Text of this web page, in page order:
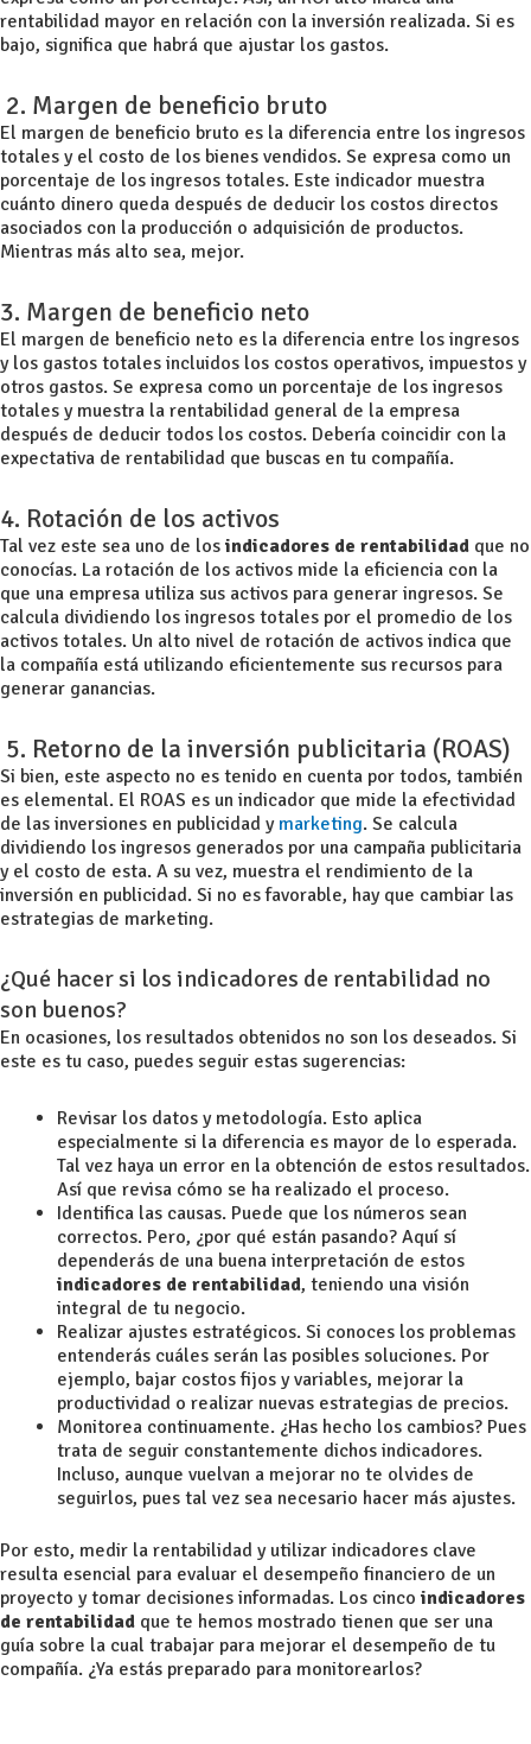
rentabilidad mayor en relación con la inversión realizada. Si es
bajo, significa que habrá que ajustar los gastos.
2. Margen de beneficio bruto
El margen de beneficio bruto es la diferencia entre los ingresos
totales y el costo de los bienes vendidos. Se expresa como un
porcentaje de los ingresos totales. Este indicador muestra
cuánto dinero queda después de deducir los costos directos
asociados con la producción o adquisición de productos.
Mientras más alto sea, mejor.
3. Margen de beneficio neto
El margen de beneficio neto es la diferencia entre los ingresos
y los gastos totales incluidos los costos operativos, impuestos y
otros gastos. Se expresa como un porcentaje de los ingresos
totales y muestra la rentabilidad general de la empresa
después de deducir todos los costos. Debería coincidir con la
expectativa de rentabilidad que buscas en tu compañía.
4. Rotación de los activos
Tal vez este sea uno de los indicadores de rentabilidad que no
conocías. La rotación de los activos mide la eficiencia con la
que una empresa utiliza sus activos para generar ingresos. Se
calcula dividiendo los ingresos totales por el promedio de los
activos totales. Un alto nivel de rotación de activos indica que
la compañía está utilizando eficientemente sus recursos para
generar ganancias.
5. Retorno de la inversión publicitaria (ROAS)
Si bien, este aspecto no es tenido en cuenta por todos, también
es elemental. El ROAS es un indicador que mide la efectividad
de las inversiones en publicidad y marketing. Se calcula
dividiendo los ingresos generados por una campaña publicitaria
y el costo de esta. A su vez, muestra el rendimiento de la
inversión en publicidad. Si no es favorable, hay que cambiar las
estrategias de marketing.
¿Qué hacer si los indicadores de rentabilidad no
son buenos?
En ocasiones, los resultados obtenidos no son los deseados. Si
este es tu caso, puedes seguir estas sugerencias:
Revisar los datos y metodología. Esto aplica
especialmente si la diferencia es mayor de lo esperada.
Tal vez haya un error en la obtención de estos resultados.
Así que revisa cómo se ha realizado el proceso.
Identifica las causas. Puede que los números sean
correctos. Pero, ¿por qué están pasando? Aquí sí
dependerás de una buena interpretación de estos
indicadores de rentabilidad, teniendo una visión
integral de tu negocio.
Realizar ajustes estratégicos. Si conoces los problemas
entenderás cuáles serán las posibles soluciones. Por
ejemplo, bajar costos fijos y variables, mejorar la
productividad o realizar nuevas estrategias de precios.
Monitorea continuamente. ¿Has hecho los cambios? Pues
trata de seguir constantemente dichos indicadores.
Incluso, aunque vuelvan a mejorar no te olvides de
seguirlos, pues tal vez sea necesario hacer más ajustes.
Por esto, medir la rentabilidad y utilizar indicadores clave
resulta esencial para evaluar el desempeño financiero de un
proyecto y tomar decisiones informadas. Los cinco indicadores
de rentabilidad que te hemos mostrado tienen que ser una
guía sobre la cual trabajar para mejorar el desempeño de tu
compañía. ¿Ya estás preparado para monitorearlos?